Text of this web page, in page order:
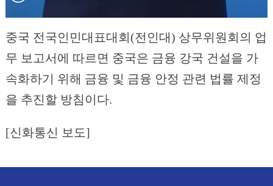
중국 전국인민대표대회(전인대) 상무위원회의 업
무 보고서에 따르면 중국은 금융 강국 건설을 가
속화하기 위해 금융 및 금융 안정 관련 법률 제정
을 추진할 방침이다.
[신화통신 보도]